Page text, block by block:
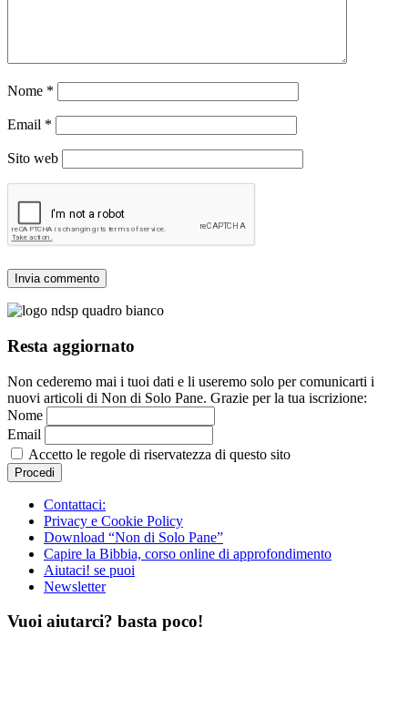
Nome *
Email *
Sito web
Resta aggiornato
Non cederemo mai i tuoi dati e li useremo solo per comunicarti i
nuovi articoli di Non di Solo Pane. Grazie per la tua iscrizione:
Nome
Email
Accetto le regole di riservatezza di questo sito
Contattaci:
Privacy e Cookie Policy
Download “Non di Solo Pane”
Capire la Bibbia, corso online di approfondimento
Aiutaci! se puoi
Newsletter
Vuoi aiutarci? basta poco!